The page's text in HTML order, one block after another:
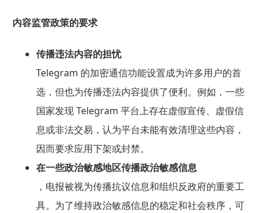
内容监管政策的要求
传播违法内容的担忧
Telegram 的加密通信功能设置成为许多用户的首
选，但也为传播违法内容提供了便利。例如，一些
国家发现 Telegram 平台上存在虚假宣传、虚假信
息或非法交易，认为平台未能有效清理这些内容，
因而要求应用下架或封禁。
在一些政治敏感地区传播政治敏感信息
，电报被视为传播抗议信息和组织反政府的重要工
具。为了维持政治敏感信息的稳定和社会秩序，可